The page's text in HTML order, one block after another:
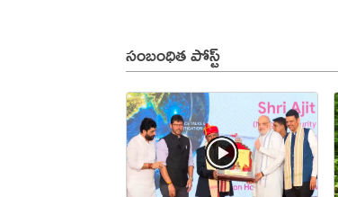
సంబంధిత పోస్ట్